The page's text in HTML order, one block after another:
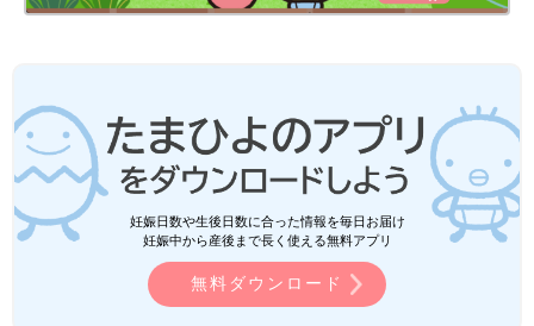
妊娠日数や生後日数に合った情報を毎日お届け
妊娠中から産後まで長く使える無料アプリ
無料ダウンロード